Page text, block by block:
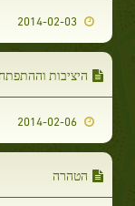
היציבות
הטהרה